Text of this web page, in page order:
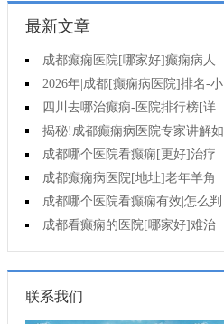
最新文章
成都癫痫医院[哪家好]癫痫病人
能活多久?
2026年|成都[癫痫病医院]排名-小
儿癫痫症状是什么?
四川去哪治癫痫-医院排行榜[详
细排名]儿童癫痫治疗要注意什么?
揭秘!成都癫痫病医院专家讲解如
何避免癫痫病的遗传给孩子?
成都哪个医院看癫痫[更好]治疗
癫痫的药物不良反应是什么?
成都癫痫病医院[地址]老年羊角
风心理怎么调整?
成都哪个医院看癫痫有效|怎么判
断癫痫有没有发作?
成都看癫痫的医院[哪家好]难治
性癫痫怎么治疗呢?
联系我们